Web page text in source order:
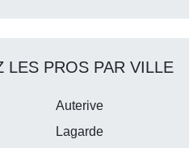
LES PROS PAR VILLE
Auterive
Lagarde